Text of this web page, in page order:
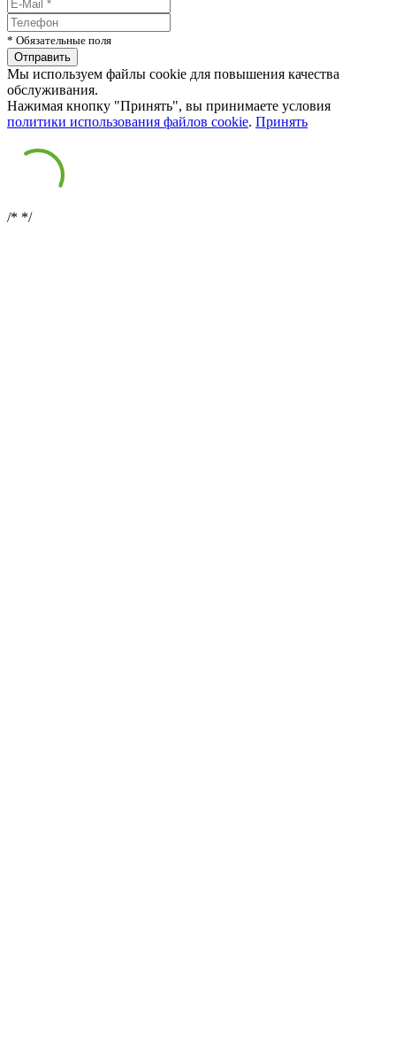
* Обязательные поля
Мы используем файлы cookie для повышения качества
обслуживания.
Нажимая кнопку "Принять", вы принимаете условия
политики использования файлов cookie. Принять
/* */